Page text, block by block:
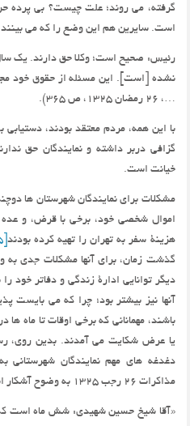
گرفته، می روند؛ علت چیست؟ بی پرده
است. سایرین هم این وضع را که می
رئیس: صحیح است؛ وکلا حق دارند. یک
نشده [است]. این مسئله از حقوق خود
…، 26 رمضان 1325، ص 365).
با این همه، مردم معتقد بودند،
گزافی دربر داشته و نمایندگان حق
خیانت است.
مشکلات برای نمایندگان شهرستان ها
اموال شخصی خود، برخی با قرض، و
هزینۀ سفر به تهران را تهیه کرده بودند[5]
گذشت زمان، برای آنها مشکلات جدی به
دیگر توانایی ادارۀ زندگی و دفاتر خود
آنها نیز بیشتر بود؛ چرا که می بایست
باشند، مهمانانی که برخی اوقات تا ماه
یا عرض شکایت می آمدند. بدین روی،
دغدغه های مهم نمایندگان
مذاکرات 26 رجب 1325 به وضوح آشکار است:
«آقا شیخ حسین شهیدی: شش ماه است